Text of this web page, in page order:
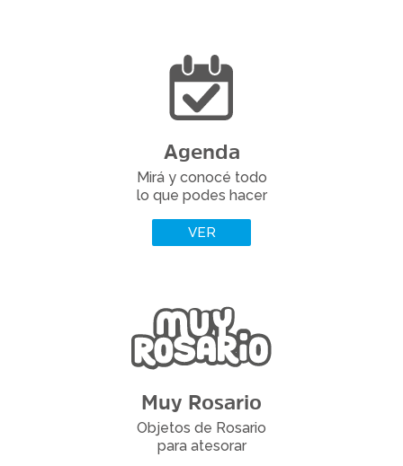
Agenda
Mirá y conocé todo
lo que podes hacer
VER
Muy Rosario
Objetos de Rosario
para atesorar